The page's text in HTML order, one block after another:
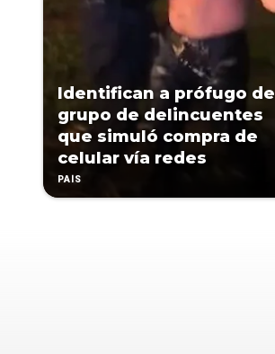
Identifican a prófugo de
grupo de delincuentes
que simuló compra de
celular vía redes
PAÍS